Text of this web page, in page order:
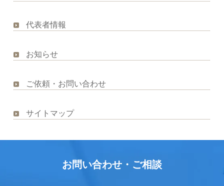
代表者情報
お知らせ
ご依頼・お問い合わせ
サイトマップ
お問い合わせ・ご相談